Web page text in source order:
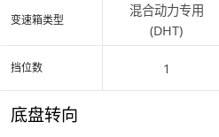
变速箱类型
挡位数
底盘转向
混合动力专用
(DHT)
1